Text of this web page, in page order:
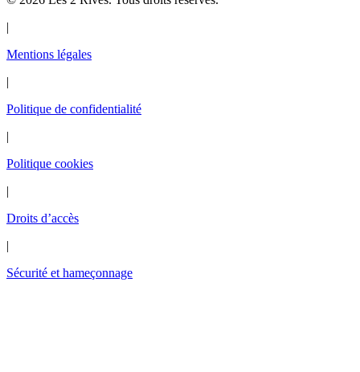
|
Mentions légales
|
Politique de confidentialité
|
Politique cookies
|
Droits d’accès
|
Sécurité et hameçonnage